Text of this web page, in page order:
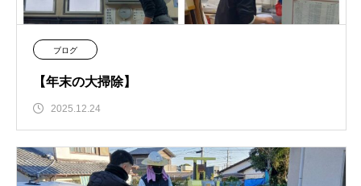
ブログ
【年末の大掃除】
2025.12.24